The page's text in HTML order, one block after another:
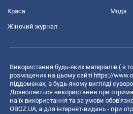
Краса Мода
Жіночий журнал
Використання будь-яких матеріалів ( в
розміщених на цьому сайті https://
піддоменах, в будь-якому вигляді
Дозволяється використання при
на їх використання та за умови
OBOZ.UA, а для інтернет-видань - при